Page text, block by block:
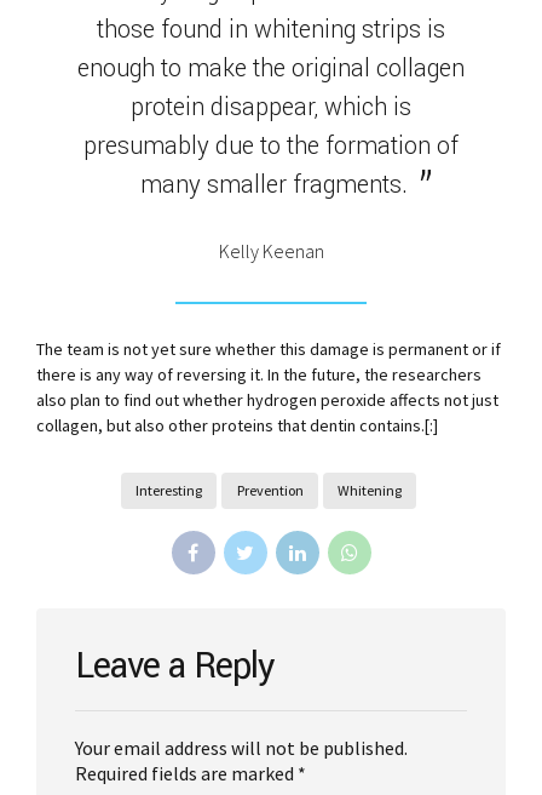
those found in whitening strips is
enough to make the original collagen
protein disappear, which is
presumably due to the formation of
many smaller fragments.
Kelly Keenan
The team is not yet sure whether this damage is permanent or if
there is any way of reversing it. In the future, the researchers
also plan to find out whether hydrogen peroxide affects not just
collagen, but also other proteins that dentin contains.[:]
Interesting Prevention Whitening
Leave a Reply
Your email address will not be published.
Required fields are marked *